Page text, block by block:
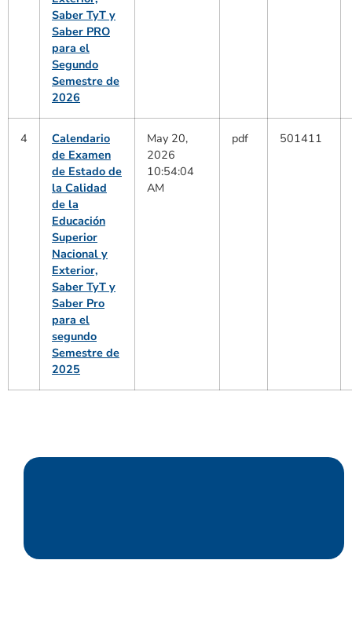
Saber TyT y
Saber PRO
para el
Segundo
Semestre de
2026
4
Calendario
de Examen
de Estado de
la Calidad
de la
Educación
Superior
Nacional y
Exterior,
Saber TyT y
Saber Pro
para el
segundo
Semestre de
2025
May 20,
2026
10:54:04
AM
pdf 501411